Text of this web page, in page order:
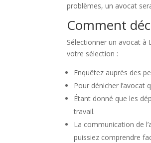
problèmes, un avocat
Comment
Sélectionner un avocat à
votre sélection :
Enquêtez auprès des
Pour dénicher l’avocat
Étant donné que les
travail.
La communication de
puissiez comprendre